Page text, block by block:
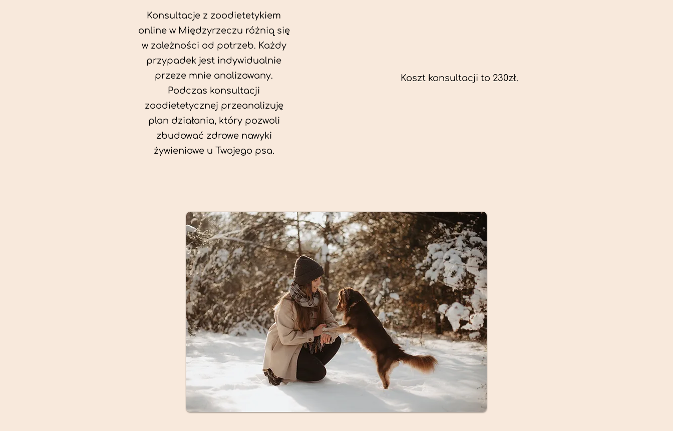
Konsultacje z zoodietetykiem
online w Międzyrzeczu różnią się
w zależności od potrzeb. Każdy
przypadek jest indywidualnie
przeze mnie analizowany.
Podczas konsultacji
zoodietetycznej przeanalizuję
plan działania, który pozwoli
zbudować zdrowe nawyki
żywieniowe u Twojego psa.
Koszt konsultacji to 230zł.